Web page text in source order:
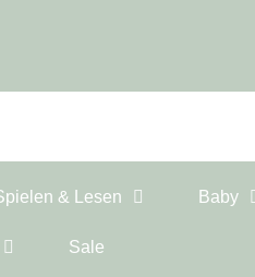
& Lesen Baby
Sale